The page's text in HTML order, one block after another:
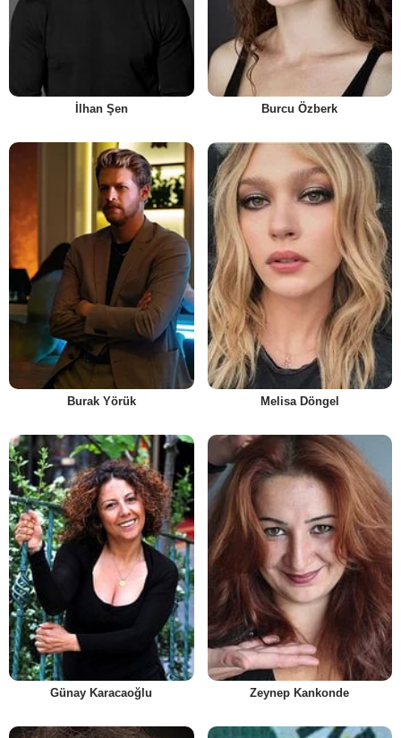
İlhan Şen Burcu Özberk
Burak Yörük Melisa Döngel
Günay Karacaoğlu Zeynep Kankonde